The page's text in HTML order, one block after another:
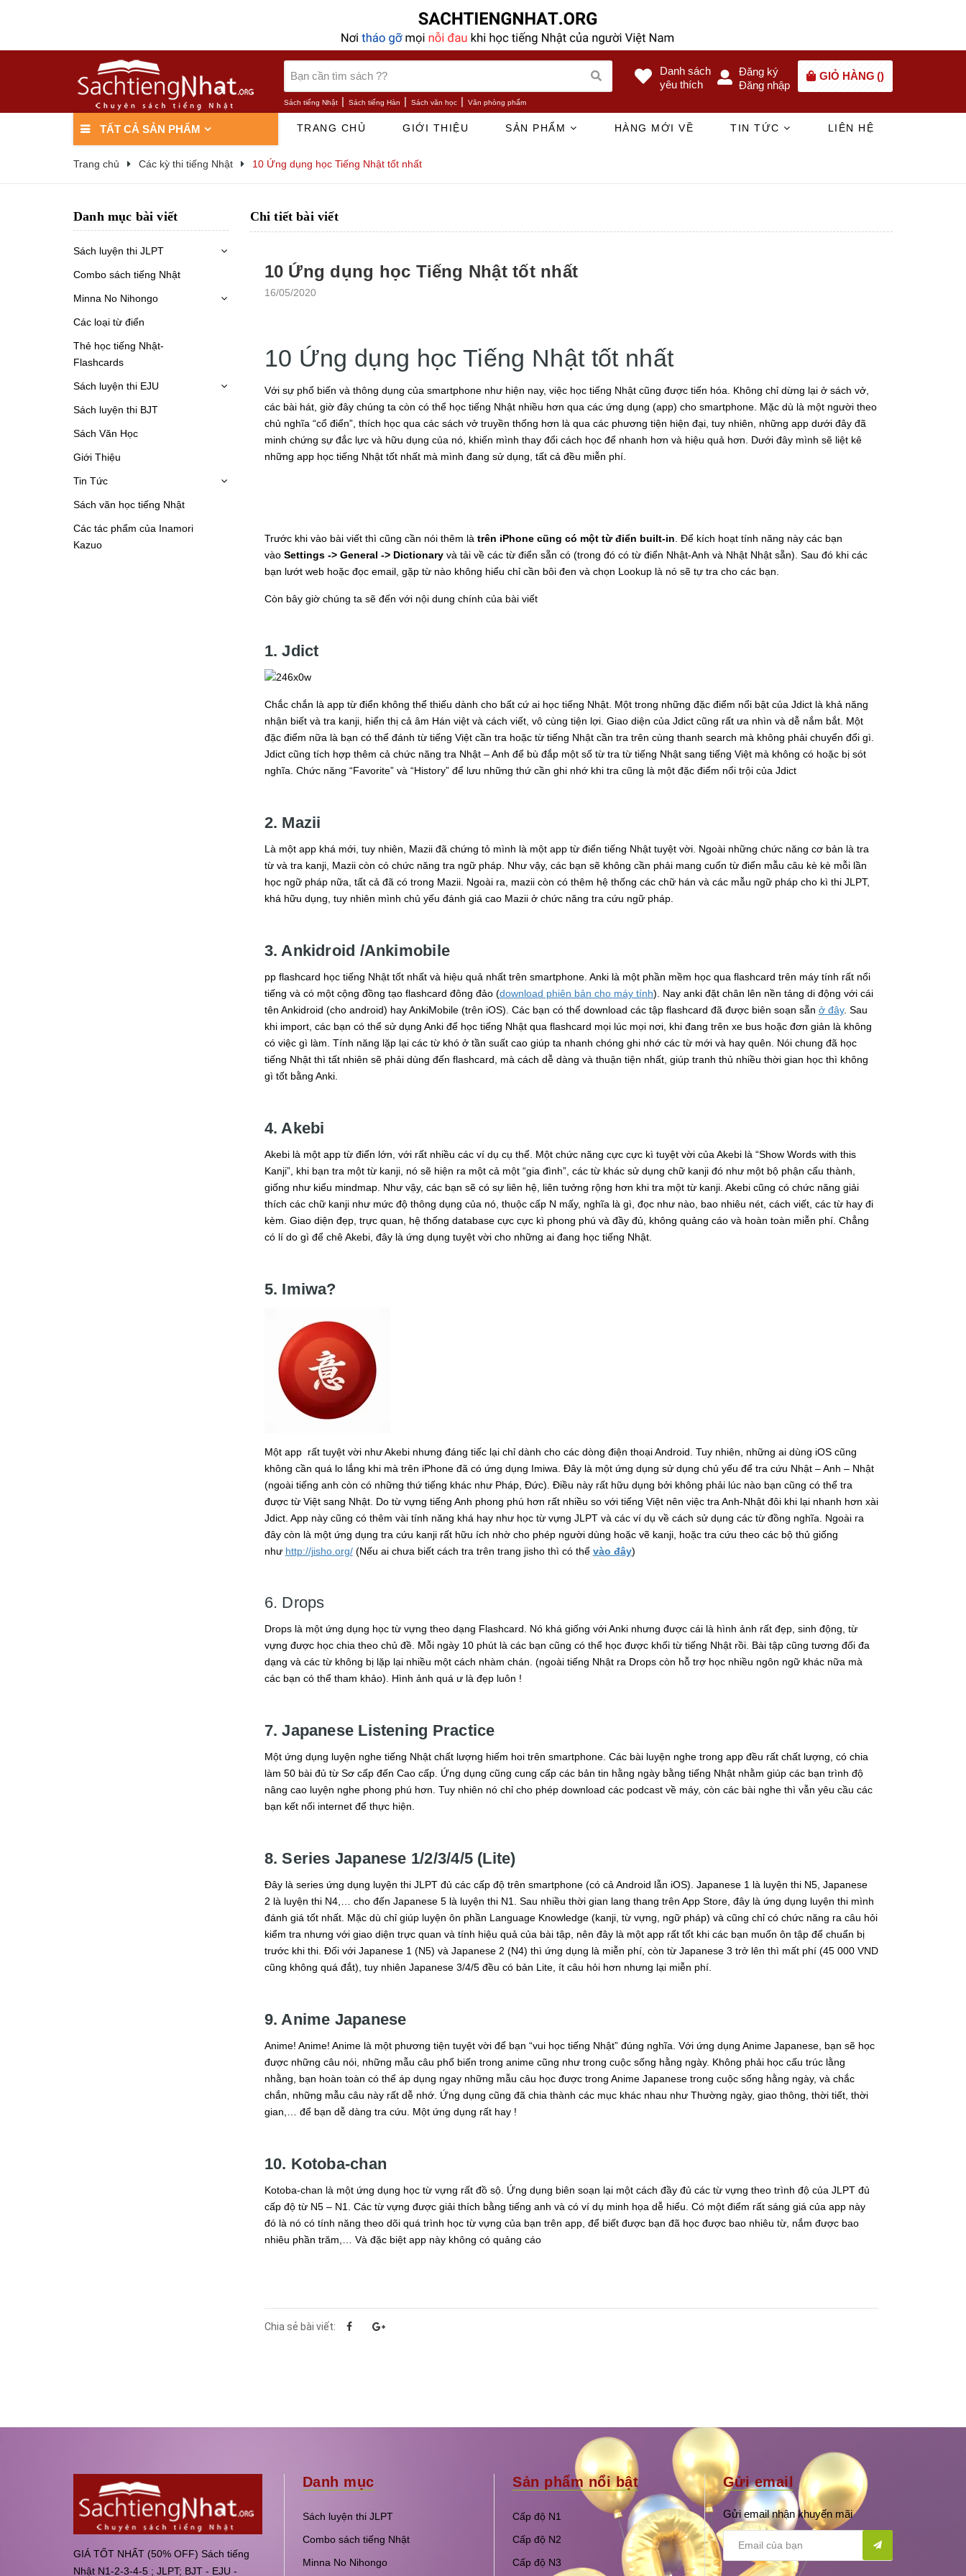
Sách tiếng Nhật | Sách tiếng Hàn | Sách văn học | Văn phòng phẩm
Danh sách
yêu thích
Đăng ký
Đăng nhập
GIỎ HÀNG ()
TẤT CẢ SẢN PHẨM TRANG CHỦ GIỚI THIỆU SẢN PHẨM HÀNG MỚI VỀ TIN TỨC LIÊN HỆ
Trang chủ Các kỳ thi tiếng Nhật 10 Ứng dụng học Tiếng Nhật tốt nhất
Chi tiết bài viết
10 Ứng dụng học Tiếng Nhật tốt nhất
16/05/2020
10 Ứng dụng học Tiếng Nhật tốt nhất
Với sự phổ biến và thông dụng của smartphone như hiện nay, việc học tiếng Nhật cũng được tiến hóa. Không chỉ dừng lại ở sách vở,
các bài hát, giờ đây chúng ta còn có thể học tiếng Nhật nhiều hơn qua các ứng dụng (app) cho smartphone. Mặc dù là một người theo
chủ nghĩa “cổ điển”, thích học qua các sách vở truyền thống hơn là qua các phương tiện hiện đại, tuy nhiên, những app dưới đây đã
minh chứng sự đắc lực và hữu dụng của nó, khiến mình thay đổi cách học để nhanh hơn và hiệu quả hơn. Dưới đây mình sẽ liệt kê
những app học tiếng Nhật tốt nhất mà mình đang sử dụng, tất cả đều miễn phí.
Trước khi vào bài viết thì cũng cần nói thêm là trên iPhone cũng có một từ điển built-in . Để kích hoạt tính năng này các bạn
vào Settings -> General -> Dictionaryvà tải về các từ điển sẵn có (trong đó có từ điển Nhật-Anh và Nhật Nhật sẵn). Sau đó khi các
bạn lướt web hoặc đọc email, gặp từ nào không hiểu chỉ cần bôi đen và chọn Lookup là nó sẽ tự tra cho các bạn.
Còn bây giờ chúng ta sẽ đến với nội dung chính của bài viết
1. Jdict
Chắc chắn là app từ điển không thể thiếu dành cho bất cứ ai học tiếng Nhật. Một trong những đặc điểm nổi bật của Jdict là khả năng
nhận biết và tra kanji, hiển thị cả âm Hán việt và cách viết, vô cùng tiện lợi. Giao diện của Jdict cũng rất ưa nhìn và dễ nắm bắt. Một
đặc điểm nữa là bạn có thể đánh từ tiếng Việt cần tra hoặc từ tiếng Nhật cần tra trên cùng thanh search mà không phải chuyển đổi gì.
Jdict cũng tích hợp thêm cả chức năng tra Nhật – Anh để bù đắp một số từ tra từ tiếng Nhật sang tiếng Việt mà không có hoặc bị sót
nghĩa. Chức năng “Favorite” và “History” để lưu những thứ cần ghi nhớ khi tra cũng là một đặc điểm nổi trội của Jdict
2. Mazii
Là một app khá mới, tuy nhiên, Mazii đã chứng tỏ mình là một app từ điển tiếng Nhật tuyệt vời. Ngoài những chức năng cơ bản là tra
từ và tra kanji, Mazii còn có chức năng tra ngữ pháp. Như vậy, các bạn sẽ không cần phải mang cuốn từ điển mẫu câu kè kè mỗi lần
học ngữ pháp nữa, tất cả đã có trong Mazii. Ngoài ra, mazii còn có thêm hệ thống các chữ hán và các mẫu ngữ pháp cho kì thi JLPT,
khá hữu dụng, tuy nhiên mình chủ yếu đánh giá cao Mazii ở chức năng tra cứu ngữ pháp.
3. Ankidroid /Ankimobile
pp flashcard học tiếng Nhật tốt nhất và hiệu quả nhất trên smartphone. Anki là một phần mềm học qua flashcard trên máy tính rất nổi
tiếng và có một cộng đồng tạo flashcard đông đảo (download phiên bản cho máy tính). Nay anki đặt chân lên nền tảng di động với cái
tên Ankidroid (cho android) hay AnkiMobile (trên iOS). Các bạn có thể download các tập flashcard đã được biên soạn sẵn ở đây. Sau
khi import, các bạn có thể sử dụng Anki để học tiếng Nhật qua flashcard mọi lúc mọi nơi, khi đang trên xe bus hoặc đơn giản là không
có việc gì làm. Tính năng lặp lại các từ khó ở tần suất cao giúp ta nhanh chóng ghi nhớ các từ mới và hay quên. Nói chung đã học
tiếng Nhật thì tất nhiên sẽ phải dùng đến flashcard, mà cách dễ dàng và thuận tiện nhất, giúp tranh thủ nhiều thời gian học thì không
gì tốt bằng Anki.
4. Akebi
Akebi là một app từ điển lớn, với rất nhiều các ví dụ cụ thể. Một chức năng cực cực kì tuyệt vời của Akebi là “Show Words with this
Kanji”, khi bạn tra một từ kanji, nó sẽ hiện ra một cả một “gia đình”, các từ khác sử dụng chữ kanji đó như một bộ phận cấu thành,
giống như kiểu mindmap. Như vậy, các bạn sẽ có sự liên hệ, liên tưởng rộng hơn khi tra một từ kanji. Akebi cũng có chức năng giải
thích các chữ kanji như mức độ thông dụng của nó, thuộc cấp N mấy, nghĩa là gì, đọc như nào, bao nhiêu nét, cách viết, các từ hay đi
kèm. Giao diện đẹp, trực quan, hệ thống database cực cực kì phong phú và đầy đủ, không quảng cáo và hoàn toàn miễn phí. Chẳng
có lí do gì để chê Akebi, đây là ứng dụng tuyệt vời cho những ai đang học tiếng Nhật.
5. Imiwa?
Một app rất tuyệt vời như Akebi nhưng đáng tiếc lại chỉ dành cho các dòng điện thoại Android. Tuy nhiên, những ai dùng iOS cũng
không cần quá lo lắng khi mà trên iPhone đã có ứng dụng Imiwa. Đây là một ứng dụng sử dụng chủ yếu để tra cứu Nhật – Anh – Nhật
(ngoài tiếng anh còn có những thứ tiếng khác như Pháp, Đức). Điều này rất hữu dụng bởi không phải lúc nào bạn cũng có thể tra
được từ Việt sang Nhật. Do từ vựng tiếng Anh phong phú hơn rất nhiều so với tiếng Việt nên việc tra Anh-Nhật đôi khi lại nhanh hơn xài
Jdict. App này cũng có thêm vài tính năng khá hay như học từ vựng JLPT và các ví dụ về cách sử dụng các từ đồng nghĩa. Ngoài ra
đây còn là một ứng dụng tra cứu kanji rất hữu ích nhờ cho phép người dùng hoặc vẽ kanji, hoặc tra cứu theo các bộ thủ giống
như http://jisho.org/(Nếu ai chưa biết cách tra trên trang jisho thì có thể vào đây)
6. Drops
Drops là một ứng dụng học từ vựng theo dạng Flashcard. Nó khá giống với Anki nhưng được cái là hình ảnh rất đẹp, sinh động, từ
vựng được học chia theo chủ đề. Mỗi ngày 10 phút là các bạn cũng có thể học được khối từ tiếng Nhật rồi. Bài tập cũng tương đối đa
dạng và các từ không bị lặp lại nhiều một cách nhàm chán. (ngoài tiếng Nhật ra Drops còn hỗ trợ học nhiều ngôn ngữ khác nữa mà
các bạn có thể tham khảo). Hình ảnh quá ư là đẹp luôn !
7. Japanese Listening Practice
Một ứng dụng luyện nghe tiếng Nhật chất lượng hiếm hoi trên smartphone. Các bài luyện nghe trong app đều rất chất lượng, có chia
làm 50 bài đủ từ Sơ cấp đến Cao cấp. Ứng dụng cũng cung cấp các bản tin hằng ngày bằng tiếng Nhật nhằm giúp các bạn trình độ
nâng cao luyện nghe phong phú hơn. Tuy nhiên nó chỉ cho phép download các podcast về máy, còn các bài nghe thì vẫn yêu cầu các
bạn kết nối internet để thực hiện.
8. Series Japanese 1/2/3/4/5 (Lite)
Đây là series ứng dụng luyện thi JLPT đủ các cấp độ trên smartphone (có cả Android lẫn iOS). Japanese 1 là luyện thi N5, Japanese
2 là luyện thi N4,… cho đến Japanese 5 là luyện thi N1. Sau nhiều thời gian lang thang trên App Store, đây là ứng dụng luyện thi mình
đánh giá tốt nhất. Mặc dù chỉ giúp luyện ôn phần Language Knowledge (kanji, từ vựng, ngữ pháp) và cũng chỉ có chức năng ra câu hỏi
kiểm tra nhưng với giao diện trực quan và tính hiệu quả của bài tập, nên đây là một app rất tốt khi các bạn muốn ôn tập để chuẩn bị
trước khi thi. Đối với Japanese 1 (N5) và Japanese 2 (N4) thì ứng dụng là miễn phí, còn từ Japanese 3 trở lên thì mất phí (45 000 VND
cũng không quá đắt), tuy nhiên Japanese 3/4/5 đều có bản Lite, ít câu hỏi hơn nhưng lại miễn phí.
9. Anime Japanese
Anime! Anime! Anime là một phương tiện tuyệt vời để bạn “vui học tiếng Nhật” đúng nghĩa. Với ứng dụng Anime Japanese, bạn sẽ học
được những câu nói, những mẫu câu phổ biến trong anime cũng như trong cuộc sống hằng ngày. Không phải học cấu trúc lằng
nhằng, bạn hoàn toàn có thể áp dụng ngay những mẫu câu học được trong Anime Japanese trong cuộc sống hằng ngày, và chắc
chắn, những mẫu câu này rất dễ nhớ. Ứng dụng cũng đã chia thành các mục khác nhau như Thường ngày, giao thông, thời tiết, thời
gian,… để bạn dễ dàng tra cứu. Một ứng dụng rất hay !
10. Kotoba-chan
Kotoba-chan là một ứng dụng học từ vựng rất đồ sộ. Ứng dụng biên soạn lại một cách đầy đủ các từ vựng theo trình độ của JLPT đủ
cấp độ từ N5 – N1. Các từ vựng được giải thích bằng tiếng anh và có ví dụ minh họa dễ hiểu. Có một điểm rất sáng giá của app này
đó là nó có tính năng theo dõi quá trình học từ vựng của bạn trên app, để biết được bạn đã học được bao nhiêu từ, nắm được bao
nhiêu phần trăm,… Và đặc biệt app này không có quảng cáo
Chia sẻ bài viết:
Danh mục bài viết
Sách luyện thi JLPT
Combo sách tiếng Nhật
Minna No Nihongo
Các loại từ điển
Thẻ học tiếng Nhật-
Flashcards
Sách luyện thi EJU
Sách luyện thi BJT
Sách Văn Học
Giới Thiệu
Tin Tức
Sách văn học tiếng Nhật
Các tác phẩm của Inamori
Kazuo
GIÁ TỐT NHẤT (50% OFF) Sách tiếng
Nhật N1-2-3-4-5 ; JLPT; BJT - EJU -
Danh mục
Sách luyện thi JLPT
Combo sách tiếng Nhật
Minna No Nihongo
Sản phẩm nổi bật
Cấp độ N1
Cấp độ N2
Cấp độ N3
Gửi email
Gửi email nhận khuyến mãi